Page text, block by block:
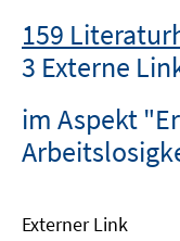
159
3 Externe
im Aspekt
Externer Link